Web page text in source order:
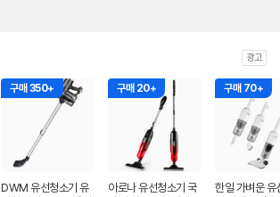
광고
구매 350+
DWM 유선청소기 유
구매 20+
아로나 유선청소기 국
구매 70+
한일 가벼운 유